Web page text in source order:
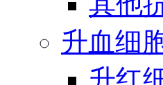
升血细